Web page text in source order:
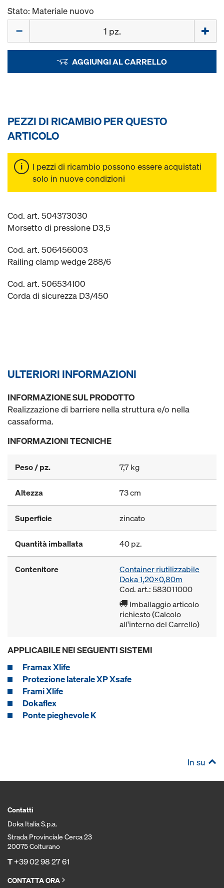
Stato: Materiale nuovo
AGGIUNGI AL CARRELLO
PEZZI DI RICAMBIO PER QUESTO
ARTICOLO
I pezzi di ricambio possono essere acquistati
solo in nuove condizioni
Cod. art. 504373030
Morsetto di pressione D3,5
Cod. art. 506456003
Railing clamp wedge 288/6
Cod. art. 506534100
Corda di sicurezza D3/450
ULTERIORI INFORMAZIONI
INFORMAZIONE SUL PRODOTTO
Realizzazione di barriere nella struttura e/o nella
cassaforma.
INFORMAZIONI TECNICHE
Peso / pz. 7,7 kg
Altezza 73 cm
Superficie zincato
Quantità imballata 40 pz.
Contenitore
Container riutilizzabile
Doka 1,20x0,80m
Cod. art.: 583011000
Imballaggio articolo
richiesto (Calcolo
all'interno del Carrello)
APPLICABILE NEI SEGUENTI SISTEMI
Framax Xlife
Protezione laterale XP Xsafe
Frami Xlife
Dokaflex
Ponte pieghevole K
In su
Contatti
Doka Italia S.p.a.
Strada Provinciale Cerca 23
20075 Colturano
T+39 02 98 27 61
CONTATTA ORA